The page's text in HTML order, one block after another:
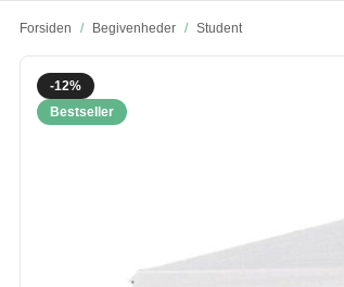
Forsiden / Begivenheder / Student
-12%
Bestseller